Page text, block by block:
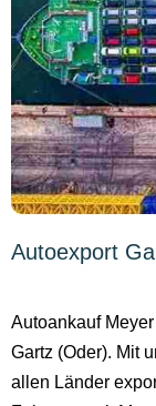
Autoexport
Autoankauf
Gartz (Oder). Mit
allen Länder